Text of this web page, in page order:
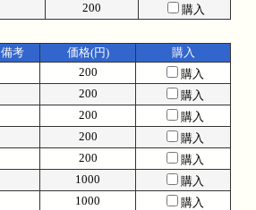
200 購入
備考 価格(円)
購入
200
購入
200
購入
200
購入
200
購入
200
購入
1000
購入
1000
購入